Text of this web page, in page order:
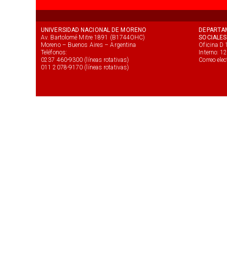
UNIVERSIDAD NACIONAL DE MORENO
Av. Bartolomé Mitre 1891 (B1744OHC)
Moreno – Buenos Aires – Argentina
Teléfonos:
0237 460-9300 (líneas rotativas)
011 2078-9170 (líneas rotativas)
SOCIALES
Oficina D
Interno:
Correo